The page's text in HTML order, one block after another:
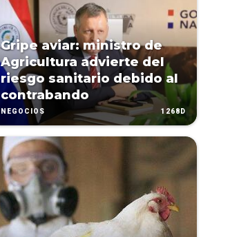
Gripe aviar: ministro de
Agricultura advierte del
riesgo sanitario debido al
contrabando
NEGOCIOS 1268D